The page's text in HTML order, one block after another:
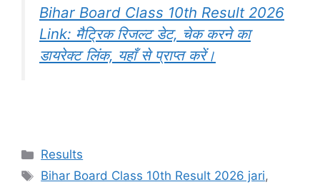
Bihar Board Class 10th Result 2026
Link: मैट्रिक रिजल्ट डेट, चेक करने का
डायरेक्ट लिंक, यहाँ से प्राप्त करें।
Categories
Results
Tags
Bihar Board Class 10th Result 2026 jari,